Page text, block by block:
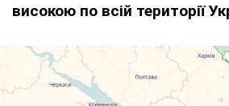
високою по всій території